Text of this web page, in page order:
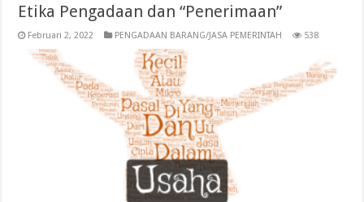
Etika Pengadaan dan “Penerimaan”
Februari 2, 2022 PENGADAAN BARANG/JASA PEMERINTAH 538